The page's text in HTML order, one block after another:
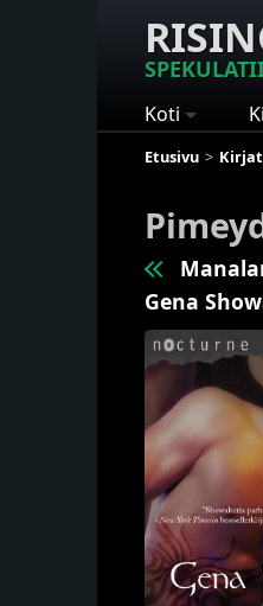
Koti
Etusivu Kirjat
Gena